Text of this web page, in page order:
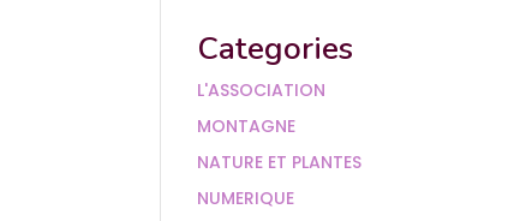
Categories
L'ASSOCIATION
MONTAGNE
NATURE ET PLANTES
NUMERIQUE